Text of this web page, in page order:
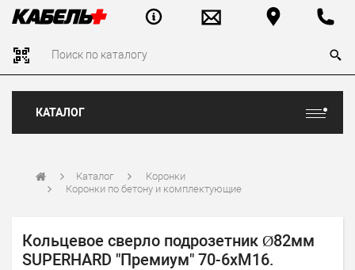
КАТАЛОГ
Каталог
Коронки
Коронки по бетону и комплектующие
Кольцевое сверло подрозетник Ø82мм
SUPERHARD "Премиум" 70-6хМ16.